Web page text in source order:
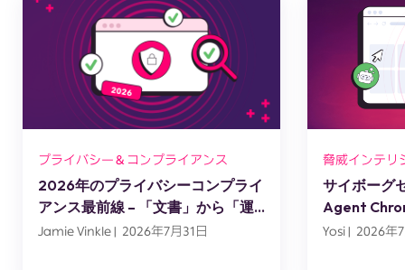
プライバシー＆コンプライアンス
2026年のプライバシーコンプライ
アンス最前線 – 「文書」から「運
用」へ
Jamie Vinkle | 2026年7月31日
脅威インテリ
サイボーグ
Agent
スエンジニ
Yosi | 2026年